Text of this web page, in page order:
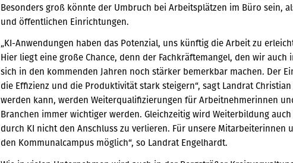
Besonders groß könnte der Umbruch bei Arbeitsplätzen im Büro sein,
und öffentlichen Einrichtungen.
„KI-Anwendungen haben das Potenzial, uns künftig die Arbeit zu
Hier liegt eine große Chance, denn der Fachkräftemangel, den wir
sich in den kommenden Jahren noch stärker bemerkbar machen. Der
die Effizienz und die Produktivität stark steigern“, sagt Landrat
werden kann, werden Weiterqualifizierungen für Arbeitnehmerinnen
Branchen immer wichtiger werden. Gleichzeitig wird Weiterbildung
durch KI nicht den Anschluss zu verlieren. Für unsere
den Kommunalcampus möglich“, so Landrat Engelhardt.